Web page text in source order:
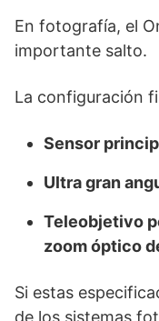
En fotografía, el
importante salto.
La configuración
Sensor
Ultra gran
Teleobjetivo
zoom óptico
Si estas